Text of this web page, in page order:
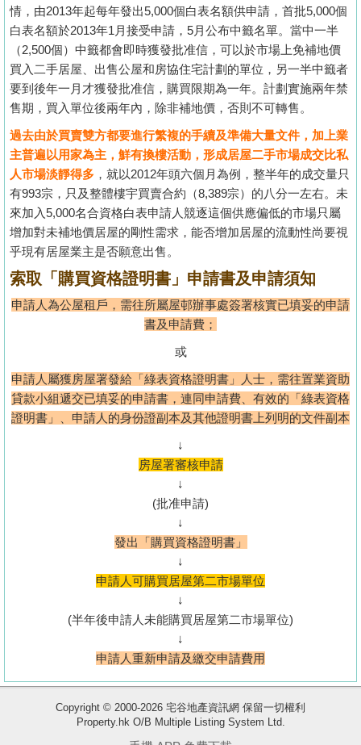
情，由2013年起每年發出5,000個白表名額供申請，首批5,000個
白表名額於2013年1月接受申請，5月公布中籤名單。當中一半
（2,500個）中籤都會即時獲發批准信，可以於市場上免補地價
買入二手居屋、出售公屋和房協住宅計劃的單位，另一半中籤者
要到後年一月才獲發批准信，購買限期為一年。計劃實施兩年禁
售期，買入單位後兩年內，除非補地價，否則不可轉售。
過去由於買賣雙方都要進行繁複的手續及準備大量文件，加上業
主普遍以用家為主，鮮有換樓活動，形成居屋二手市場成交比私
人市場淡靜得多 ，就以2012年頭六個月為例，整半年的成交量只
有993宗，只及整體樓宇買賣合約（8,389宗）的八分一左右。未
來加入5,000名合資格白表申請人競逐這個供應偏低的市場只屬
增加對未補地價居屋的剛性需求，能否增加居屋的流動性尚要視
乎現有居屋業主是否願意出售。
索取「購買資格證明書」申請書及申請須知
申請人為公屋租戶，需往所屬屋邨辦事處簽署核實已填妥的申請
書及申請費；
或
申請人屬獲房屋署發給「綠表資格證明書」人士，需往置業資助
貸款小組遞交已填妥的申請書，連同申請費、有效的「綠表資格
證明書」、申請人的身份證副本及其他證明書上列明的文件副本
↓
房屋署審核申請
↓
(批准申請)
↓
發出「購買資格證明書」
↓
申請人可購買居屋第二市場單位
↓
(半年後申請人未能購買居屋第二市場單位)
↓
申請人重新申請及繳交申請費用
Copyright © 2000-2026 宅谷地產資訊網 保留一切權利
Property.hk O/B Multiple Listing System Ltd.